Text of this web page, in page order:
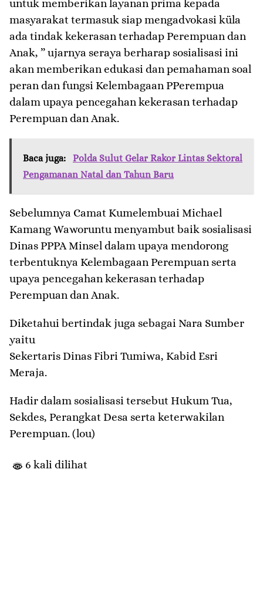
untuk memberikan layanan prima kepada
masyarakat termasuk siap mengadvokasi küla
ada tindak kekerasan terhadap Perempuan dan
Anak, ” ujarnya seraya berharap sosialisasi ini
akan memberikan edukasi dan pemahaman soal
peran dan fungsi Kelembagaan PPerempua
dalam upaya pencegahan kekerasan terhadap
Perempuan dan Anak.
Baca juga:
Polda Sulut Gelar Rakor Lintas Sektoral
Pengamanan Natal dan Tahun Baru
Sebelumnya Camat Kumelembuai Michael
Kamang Waworuntu menyambut baik sosialisasi
Dinas PPPA Minsel dalam upaya mendorong
terbentuknya Kelembagaan Perempuan serta
upaya pencegahan kekerasan terhadap
Perempuan dan Anak.
Diketahui bertindak juga sebagai Nara Sumber
yaitu
Sekertaris Dinas Fibri Tumiwa, Kabid Esri
Meraja.
Hadir dalam sosialisasi tersebut Hukum Tua,
Sekdes, Perangkat Desa serta keterwakilan
Perempuan. (lou)
6 kali dilihat